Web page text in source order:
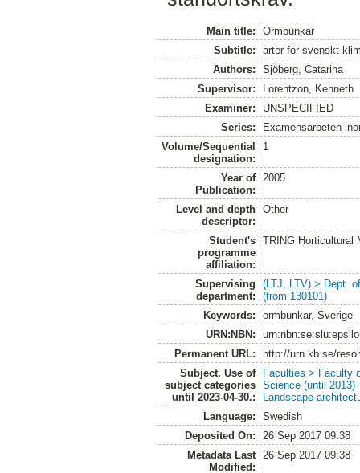
Main title:
Ormbunkar
Subtitle:
arter för svenskt
Authors:
Sjöberg, Catarina
Supervisor:
Lorentzon, Kenneth
Examiner:
UNSPECIFIED
Series:
Examensarbeten
Volume/Sequential
designation:
1
Year of
Publication:
2005
Level and depth
descriptor:
Other
Student's
programme
affiliation:
TRING Horticultural
Supervising
department:
(LTJ, LTV) > Dept.
(from 130101)
Keywords:
ormbunkar, Sverige
URN:NBN:
Permanent URL:
http://urn.kb.se/
Subject. Use of
subject categories
until 2023-04-30.:
Faculties > Faculty
Science (until 2013)
Landscape
Language:
Swedish
Deposited On:
26 Sep 2017 09:38
Metadata Last
Modified:
26 Sep 2017 09:38